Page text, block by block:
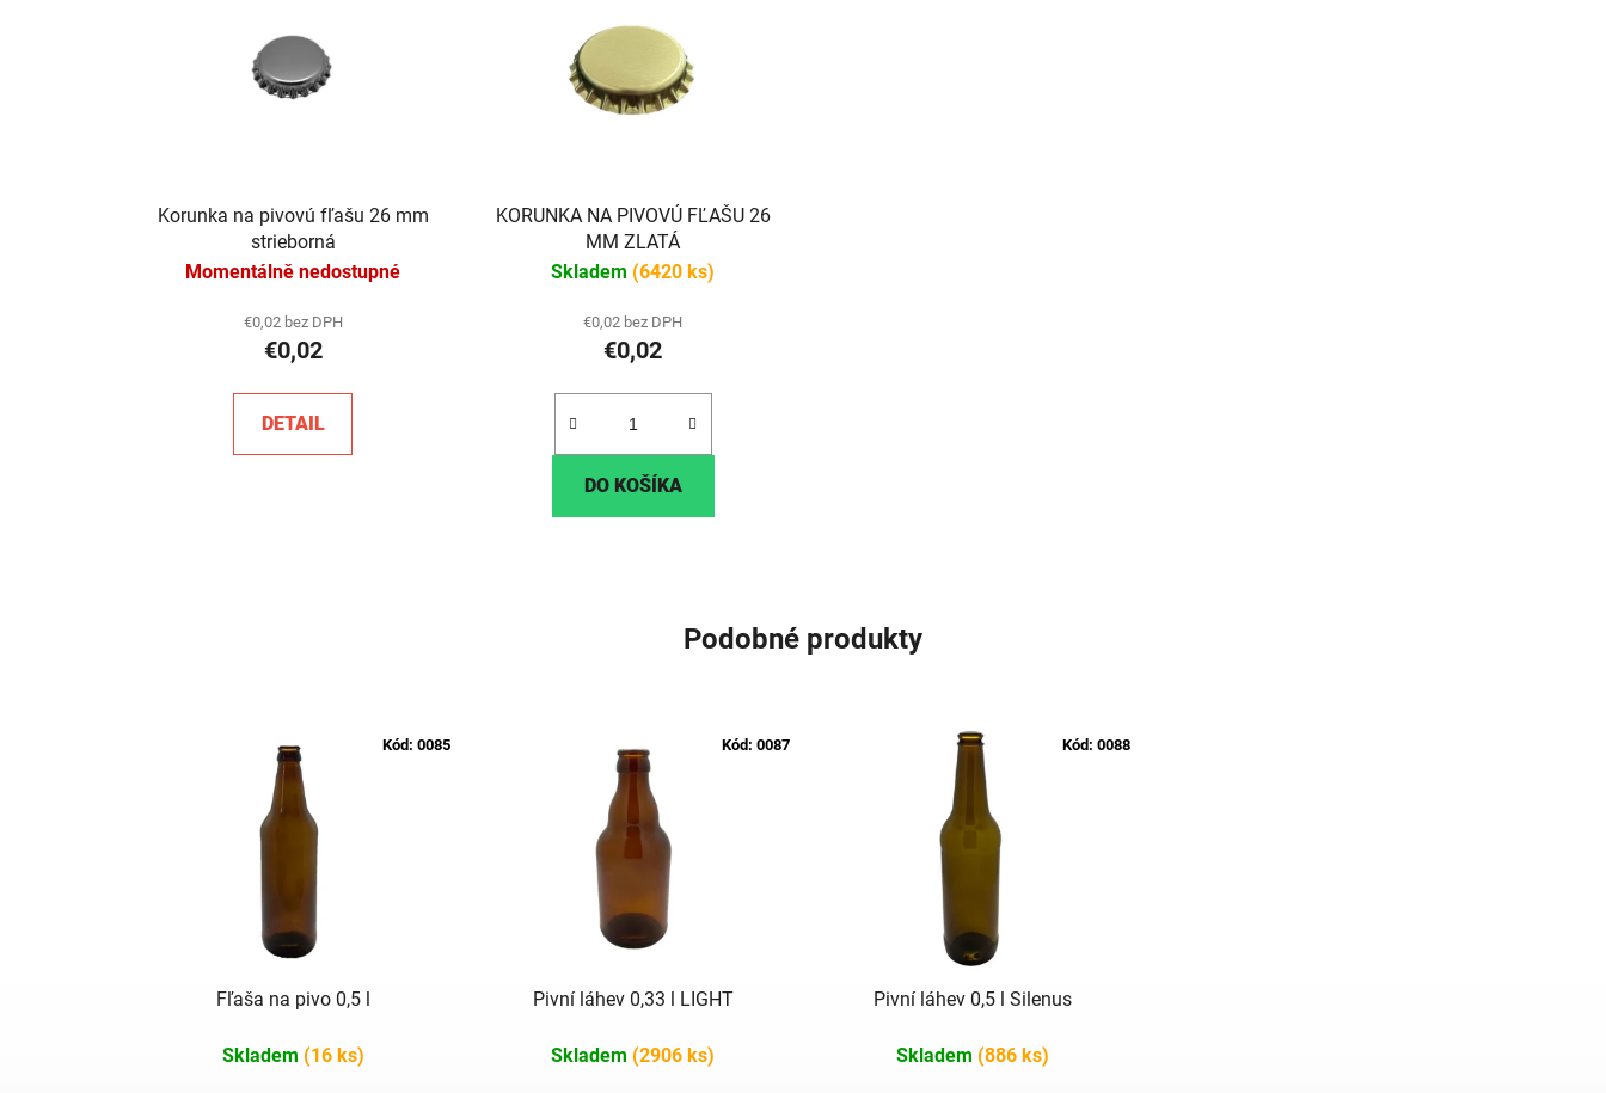
Korunka na pivovú fľašu 26 mm
strieborná
Momentálně nedostupné
€0,02 bez DPH
€0,02
DETAIL
KORUNKA NA PIVOVÚ FĽAŠU 26
MM ZLATÁ
Skladem (6420 ks)
€0,02 bez DPH
€0,02
DO KOŠÍKA
Podobné produkty
Fľaša na pivo 0,5 l
Skladem (16 ks)
Kód: 0085
Pivní láhev 0,33 l LIGHT
Skladem (2906 ks)
Kód: 0087
Pivní láhev 0,5 l Silenus
Skladem (886 ks)
Kód: 0088